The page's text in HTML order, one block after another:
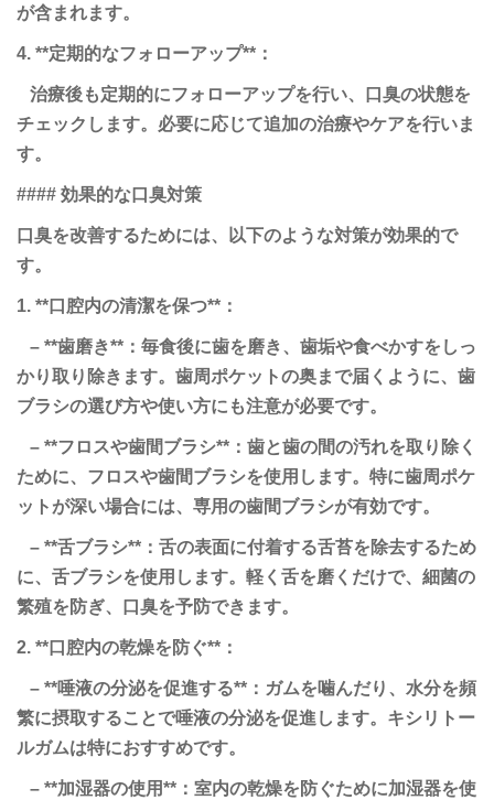
が含まれます。
4. **定期的なフォローアップ**：
治療後も定期的にフォローアップを行い、口臭の状態を
チェックします。必要に応じて追加の治療やケアを行いま
す。
#### 効果的な口臭対策
口臭を改善するためには、以下のような対策が効果的で
す。
1. **口腔内の清潔を保つ**：
– **歯磨き**：毎食後に歯を磨き、歯垢や食べかすをしっ
かり取り除きます。歯周ポケットの奥まで届くように、歯
ブラシの選び方や使い方にも注意が必要です。
– **フロスや歯間ブラシ**：歯と歯の間の汚れを取り除く
ために、フロスや歯間ブラシを使用します。特に歯周ポケ
ットが深い場合には、専用の歯間ブラシが有効です。
– **舌ブラシ**：舌の表面に付着する舌苔を除去するため
に、舌ブラシを使用します。軽く舌を磨くだけで、細菌の
繁殖を防ぎ、口臭を予防できます。
2. **口腔内の乾燥を防ぐ**：
– **唾液の分泌を促進する**：ガムを噛んだり、水分を頻
繁に摂取することで唾液の分泌を促進します。キシリトー
ルガムは特におすすめです。
– **加湿器の使用**：室内の乾燥を防ぐために加湿器を使